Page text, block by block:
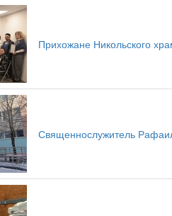
Прихожане Никольского
Священнослужитель